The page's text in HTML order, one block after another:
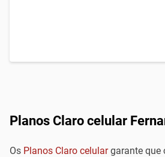
Planos Claro celular
Os Planos Claro celulargarante que